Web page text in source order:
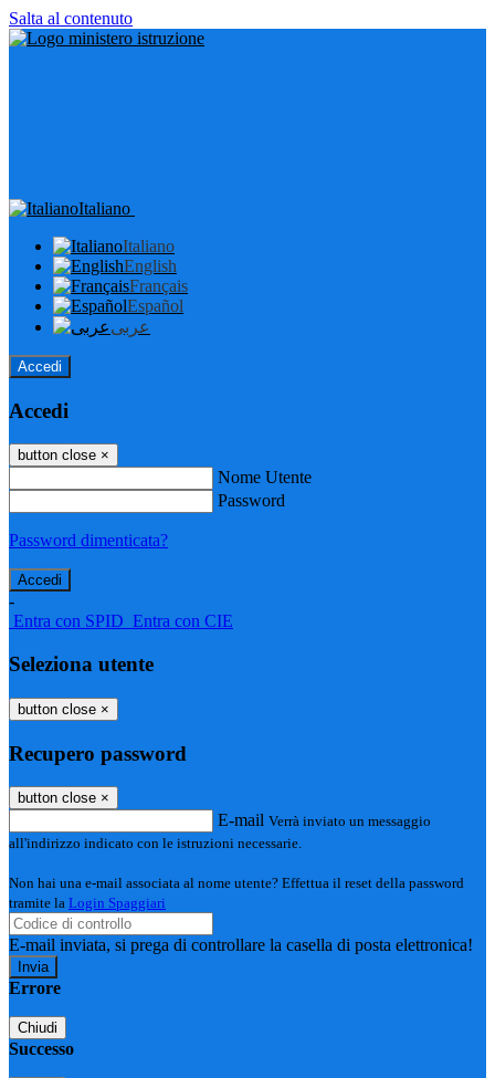
Salta al contenuto
Italiano
Italiano
English
Français
Español
عربى
Accedi
Accedi
button close ×
Nome Utente
Password
Password dimenticata?
-
Entra con SPID Entra con CIE
Seleziona utente
button close ×
Recupero password
button close ×
E-mail Verrà inviato un messaggio
all'indirizzo indicato con le istruzioni necessarie.
Non hai una e-mail associata al nome utente? Effettua il reset della password
tramite la Login Spaggiari
E-mail inviata, si prega di controllare la casella di posta elettronica!
Errore
Chiudi
Successo